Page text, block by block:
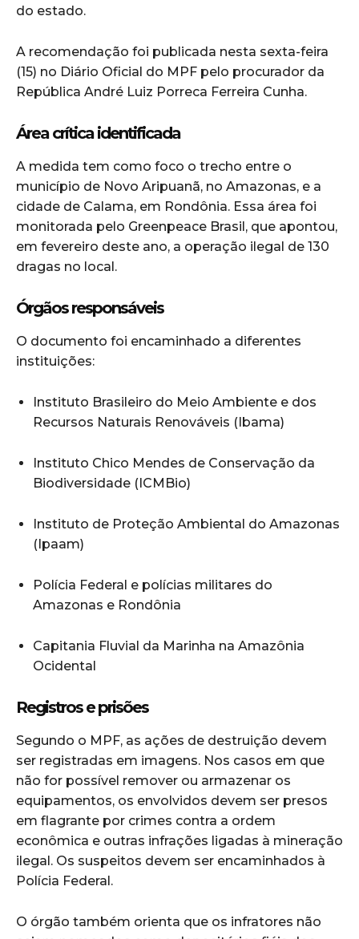
do estado.
A recomendação foi publicada nesta sexta-feira
(15) no Diário Oficial do MPF pelo procurador da
República André Luiz Porreca Ferreira Cunha.
Área crítica identificada
A medida tem como foco o trecho entre o
município de Novo Aripuanã, no Amazonas, e a
cidade de Calama, em Rondônia. Essa área foi
monitorada pelo Greenpeace Brasil, que apontou,
em fevereiro deste ano, a operação ilegal de 130
dragas no local.
Órgãos responsáveis
O documento foi encaminhado a diferentes
instituições:
Instituto Brasileiro do Meio Ambiente e dos
Recursos Naturais Renováveis (Ibama)
Instituto Chico Mendes de Conservação da
Biodiversidade (ICMBio)
Instituto de Proteção Ambiental do Amazonas
(Ipaam)
Polícia Federal e polícias militares do
Amazonas e Rondônia
Capitania Fluvial da Marinha na Amazônia
Ocidental
Registros e prisões
Segundo o MPF, as ações de destruição devem
ser registradas em imagens. Nos casos em que
não for possível remover ou armazenar os
equipamentos, os envolvidos devem ser presos
em flagrante por crimes contra a ordem
econômica e outras infrações ligadas à mineração
ilegal. Os suspeitos devem ser encaminhados à
Polícia Federal.
O órgão também orienta que os infratores não